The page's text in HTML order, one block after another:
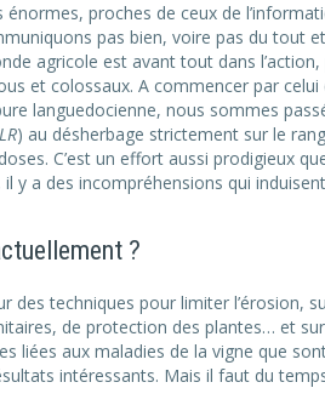
énormes, proches de ceux de
pas bien, voire pas du tout
agricole est avant tout dans
et colossaux. A commencer par
languedocienne, nous sommes
) au désherbage strictement sur le
C’est un effort aussi prodigieux
y a des incompréhensions qui
?
des techniques pour limiter l’érosion,
de protection des plantes… et
liées aux maladies de la vigne que
intéressants. Mais il faut du